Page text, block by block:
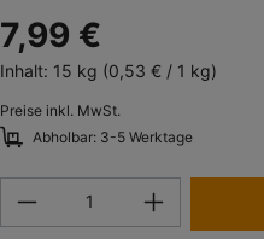
7,99 €
Inhalt: 15 kg (0,53 € / 1 kg)
Preise inkl. MwSt.
Abholbar: 3-5 Werktage
Produkt Anzahl: